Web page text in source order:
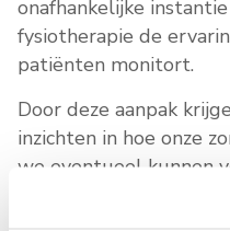
onafhankelijke
fysiotherapie de
patiënten monitort.
Door deze aanpak
inzichten in hoe onze
we eventueel kunnen
staat om de kwaliteit